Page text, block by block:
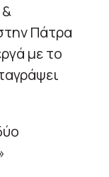
Πάτρα
με το